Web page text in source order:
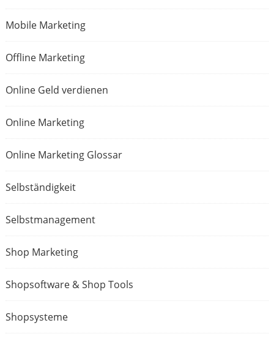
Mobile Marketing
Offline Marketing
Online Geld verdienen
Online Marketing
Online Marketing Glossar
Selbständigkeit
Selbstmanagement
Shop Marketing
Shopsoftware & Shop Tools
Shopsysteme